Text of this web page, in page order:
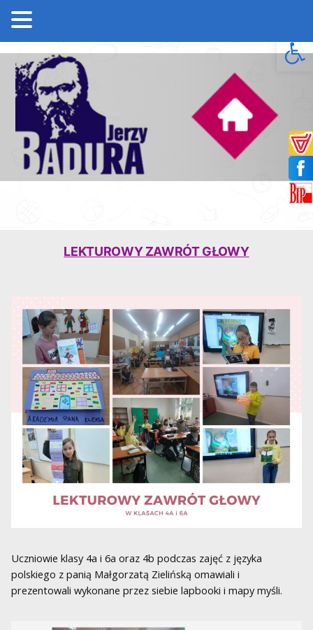
LEKTUROWY ZAWRÓT GŁOWY
Uczniowie klasy 4a i 6a oraz 4b podczas zajęć z języka
polskiego z panią Małgorzatą Zielińską omawiali i
prezentowali wykonane przez siebie lapbooki i mapy myśli.